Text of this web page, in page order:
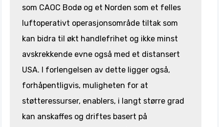
som CAOC Bodø og et Norden som et felles
luftoperativt operasjonsområde tiltak som
kan bidra til økt handlefrihet og ikke minst
avskrekkende evne også med et distansert
USA. I forlengelsen av dette ligger også,
forhåpentligvis, muligheten for at
støtteressurser, enablers, i langt større grad
kan anskaffes og driftes basert på